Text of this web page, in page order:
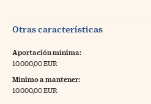
Otras características
Aportación mínima:
10.000,00 EUR
Mínimo a mantener:
10.000,00 EUR